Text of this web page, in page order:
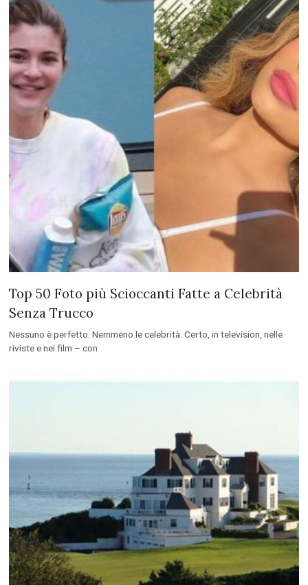
Top 50 Foto più Scioccanti Fatte a Celebrità
Senza Trucco
Nessuno è perfetto. Nemmeno le celebrità. Certo, in television, nelle
riviste e nei film – con